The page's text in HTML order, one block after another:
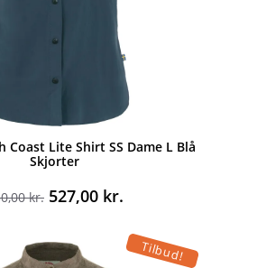
Coast Lite Shirt SS Dame L Blå
Skjorter
kr. Den
var:
527,00 kr.Den
pris
er:Tilbud!